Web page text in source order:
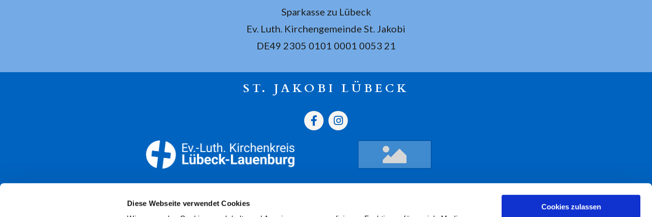
Diese Webseite verwendet Cookies
Cookies zulassen
Sparkasse zu Lübeck
Ev. Luth. Kirchengemeinde St. Jakobi
DE49 2305 0101 0001 0053 21
ST. JAKOBI LÜBECK
Öffnungszeiten